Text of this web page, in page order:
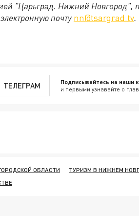
"Царьград. Нижний Новгород",
почту nn@tsargrad.tv.
ТЕЛЕГРАМ Подписывайтесь на наши
и первыми узнавайте о
ОБЛАСТИ
ТУРИЗМ В НИЖНЕМ